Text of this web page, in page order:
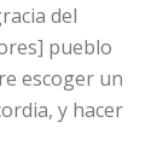
del
pueblo
escoger un
y hacer